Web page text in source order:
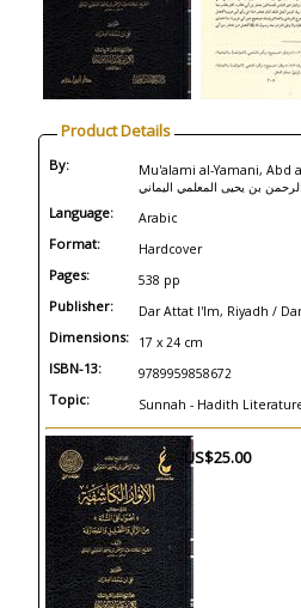
Product Details
By:
Mu'alami al-Yamani, Abd
بن يحيى المعلمي اليماني
Language: Arabic
Format: Hardcover
Pages: 538 pp
Publisher: Dar Attat I'lm, Riyadh /
Dimensions: 17 x 24 cm
ISBN-13: 9789959858672
Topic: Sunnah - Hadith
US$25.00